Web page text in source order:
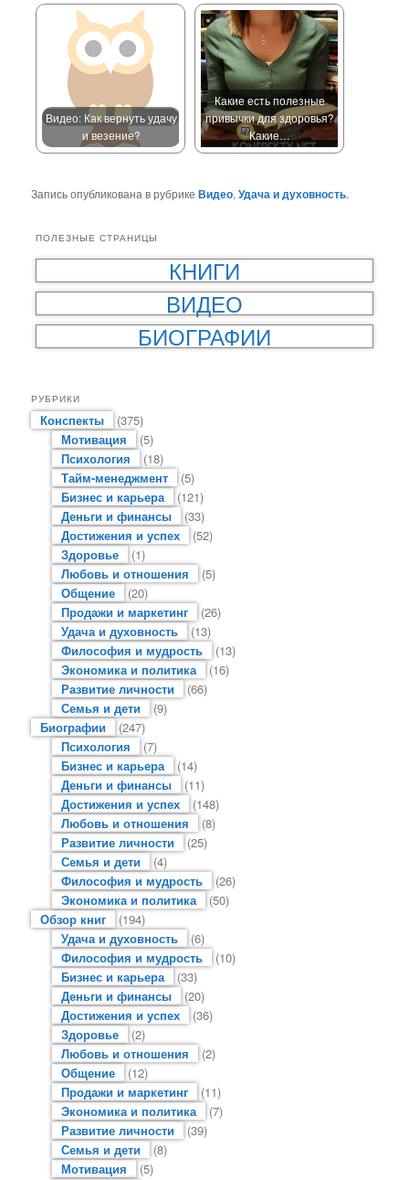
Видео: Как вернуть удачу
и везение?
Какие есть полезные
привычки для здоровья?
Какие…
Запись опубликована в рубрикеВидео,Удача и духовность.
ПОЛЕЗНЫЕ СТРАНИЦЫ
КНИГИ
ВИДЕО
БИОГРАФИИ
РУБРИКИ
Конспекты
(375)
Мотивация
(5)
Психология
(18)
Тайм-менеджмент
(5)
Бизнес и карьера
(121)
Деньги и финансы
(33)
Достижения и успех
(52)
Здоровье
(1)
Любовь и отношения
(5)
Общение
(20)
Продажи и маркетинг
(26)
Удача и духовность
(13)
Философия и мудрость
(13)
Экономика и политика
(16)
Развитие личности
(66)
Семья и дети
(9)
Биографии
(247)
Психология
(7)
Бизнес и карьера
(14)
Деньги и финансы
(11)
Достижения и успех
(148)
Любовь и отношения
(8)
Развитие личности
(25)
Семья и дети
(4)
Философия и мудрость
(26)
Экономика и политика
(50)
Обзор книг
(194)
Удача и духовность
(6)
Философия и мудрость
(10)
Бизнес и карьера
(33)
Деньги и финансы
(20)
Достижения и успех
(36)
Здоровье
(2)
Любовь и отношения
(2)
Общение
(12)
Продажи и маркетинг
(11)
Экономика и политика
(7)
Развитие личности
(39)
Семья и дети
(8)
Мотивация
(5)